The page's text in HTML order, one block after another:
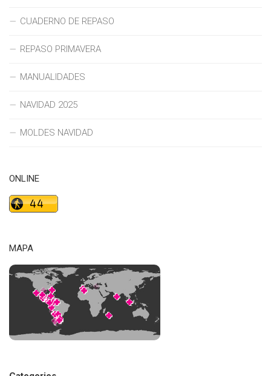
CUADERNO DE REPASO
REPASO PRIMAVERA
MANUALIDADES
NAVIDAD 2025
MOLDES NAVIDAD
ONLINE
MAPA